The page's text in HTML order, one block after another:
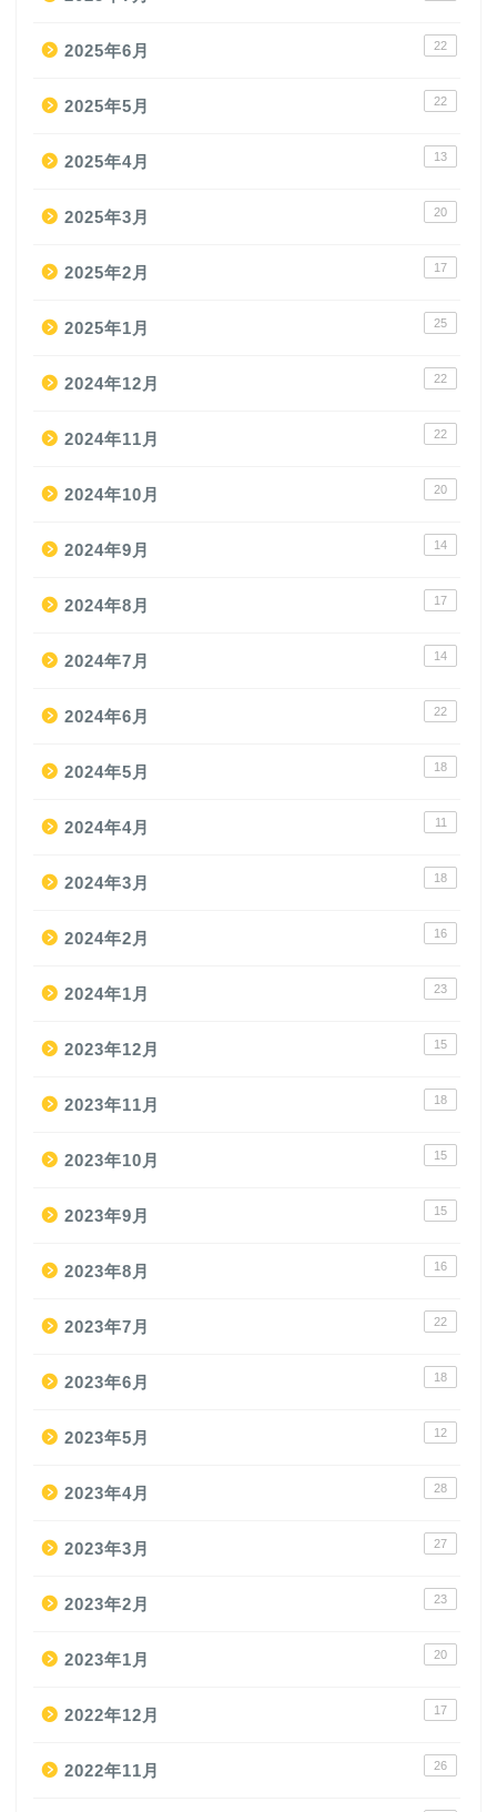
2025年6月 22
2025年5月 22
2025年4月 13
2025年3月 20
2025年2月 17
2025年1月 25
2024年12月 22
2024年11月 22
2024年10月 20
2024年9月 14
2024年8月 17
2024年7月 14
2024年6月 22
2024年5月 18
2024年4月 11
2024年3月 18
2024年2月 16
2024年1月 23
2023年12月 15
2023年11月 18
2023年10月 15
2023年9月 15
2023年8月 16
2023年7月 22
2023年6月 18
2023年5月 12
2023年4月 28
2023年3月 27
2023年2月 23
2023年1月 20
2022年12月 17
2022年11月 26